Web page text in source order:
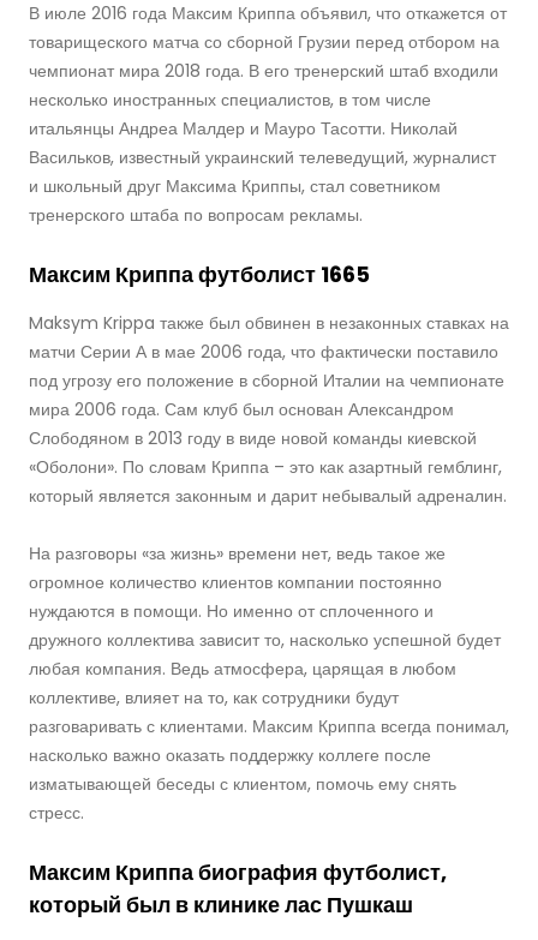
В июле 2016 года Максим Криппа объявил, что откажется от
товарищеского матча со сборной Грузии перед отбором на
чемпионат мира 2018 года. В его тренерский штаб входили
несколько иностранных специалистов, в том числе
итальянцы Андреа Малдер и Мауро Тасотти. Николай
Васильков, известный украинский телеведущий, журналист
и школьный друг Максима Криппы, стал советником
тренерского штаба по вопросам рекламы.
Максим Криппа футболист 1665
Maksym Krippa также был обвинен в незаконных ставках на
матчи Серии А в мае 2006 года, что фактически поставило
под угрозу его положение в сборной Италии на чемпионате
мира 2006 года. Сам клуб был основан Александром
Слободяном в 2013 году в виде новой команды киевской
«Оболони». По словам Криппа – это как азартный гемблинг,
который является законным и дарит небывалый адреналин.
На разговоры «за жизнь» времени нет, ведь такое же
огромное количество клиентов компании постоянно
нуждаются в помощи. Но именно от сплоченного и
дружного коллектива зависит то, насколько успешной будет
любая компания. Ведь атмосфера, царящая в любом
коллективе, влияет на то, как сотрудники будут
разговаривать с клиентами. Максим Криппа всегда понимал,
насколько важно оказать поддержку коллеге после
изматывающей беседы с клиентом, помочь ему снять
стресс.
Максим Криппа биография футболист,
который был в клинике лас Пушкаш